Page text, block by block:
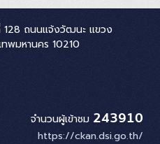
ถนนแจ้งวัฒนะ แขวง
พมหานคร 10210
จำนวนผู้เข้าชม 243910
https://ckan.dsi.go.th/